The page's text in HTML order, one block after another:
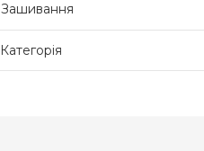
Зашивання
Категорія